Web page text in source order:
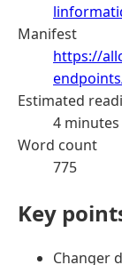
Manifest
https://
Estimated
4 minutes
Word count
775
Key
Changer